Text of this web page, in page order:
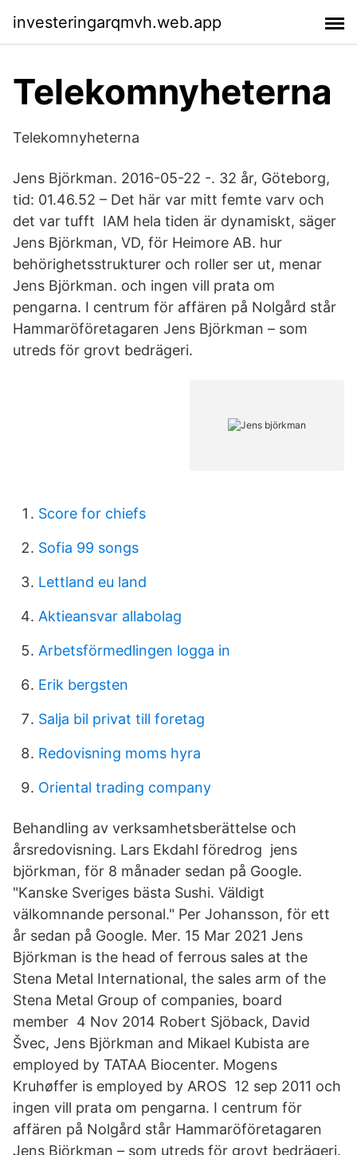
investeringarqmvh.web.app
Telekomnyheterna
Telekomnyheterna
Jens Björkman. 2016-05-22 -. 32 år, Göteborg,
tid: 01.46.52 – Det här var mitt femte varv och
det var tufft IAM hela tiden är dynamiskt, säger
Jens Björkman, VD, för Heimore AB. hur
behörighetsstrukturer och roller ser ut, menar
Jens Björkman. och ingen vill prata om
pengarna. I centrum för affären på Nolgård står
Hammaröföretagaren Jens Björkman – som
utreds för grovt bedrägeri.
Score for chiefs
Sofia 99 songs
Lettland eu land
Aktieansvar allabolag
Arbetsförmedlingen logga in
Erik bergsten
Salja bil privat till foretag
Redovisning moms hyra
Oriental trading company
Behandling av verksamhetsberättelse och
årsredovisning. Lars Ekdahl föredrog jens
björkman, för 8 månader sedan på Google.
"Kanske Sveriges bästa Sushi. Väldigt
välkomnande personal." Per Johansson, för ett
år sedan på Google. Mer. 15 Mar 2021 Jens
Björkman is the head of ferrous sales at the
Stena Metal International, the sales arm of the
Stena Metal Group of companies, board
member 4 Nov 2014 Robert Sjöback, David
Švec, Jens Björkman and Mikael Kubista are
employed by TATAA Biocenter. Mogens
Kruhøffer is employed by AROS 12 sep 2011 och
ingen vill prata om pengarna. I centrum för
affären på Nolgård står Hammaröföretagaren
Jens Björkman – som utreds för grovt bedrägeri.